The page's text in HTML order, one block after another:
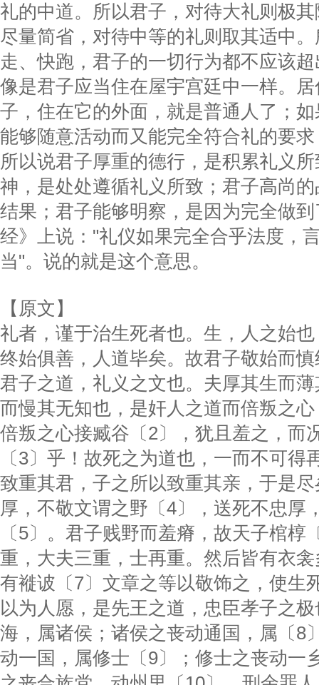
礼的中道。所以君子，对待大礼则极
尽量简省，对待中等的礼则取其适中
走、快跑，君子的一切行为都不应该
像是君子应当住在屋宇宫廷中一样。
子，住在它的外面，就是普通人了；
能够随意活动而又能完全符合礼的要
所以说君子厚重的德行，是积累礼义
神，是处处遵循礼义所致；君子高尚
结果；君子能够明察，是因为完全做
经》上说："礼仪如果完全合乎法度，
当"。说的就是这个意思。
【原文】
礼者，谨于治生死者也。生，人之始
终始俱善，人道毕矣。故君子敬始而
君子之道，礼义之文也。夫厚其生而
而慢其无知也，是奸人之道而倍叛之
倍叛之心接臧谷〔2〕，犹且羞之，而
〔3〕乎！故死之为道也，一而不可得
致重其君，子之所以致重其亲，于是
厚，不敬文谓之野〔4〕，送死不忠厚
〔5〕。君子贱野而羞瘠，故天子棺椁
重，大夫三重，士再重。然后皆有衣
有褷诐〔7〕文章之等以敬饰之，使生
以为人愿，是先王之道，忠臣孝子之
海，属诸侯；诸侯之丧动通国，属〔8
动一国，属修士〔9〕；修士之丧动一